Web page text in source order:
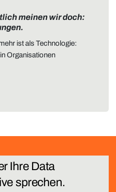
meinen wir doch:
ist als Technologie:
Organisationen
Ihre Tech